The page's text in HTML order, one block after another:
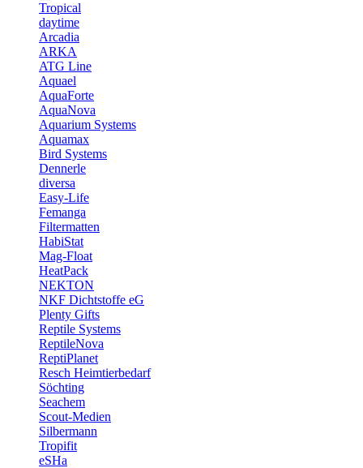
Tropical
daytime
Arcadia
ARKA
ATG Line
Aquael
AquaForte
AquaNova
Aquarium Systems
Aquamax
Bird Systems
Dennerle
diversa
Easy-Life
Femanga
Filtermatten
HabiStat
Mag-Float
HeatPack
NEKTON
NKF Dichtstoffe eG
Plenty Gifts
Reptile Systems
ReptileNova
ReptiPlanet
Resch Heimtierbedarf
Söchting
Seachem
Scout-Medien
Silbermann
Tropifit
eSHa